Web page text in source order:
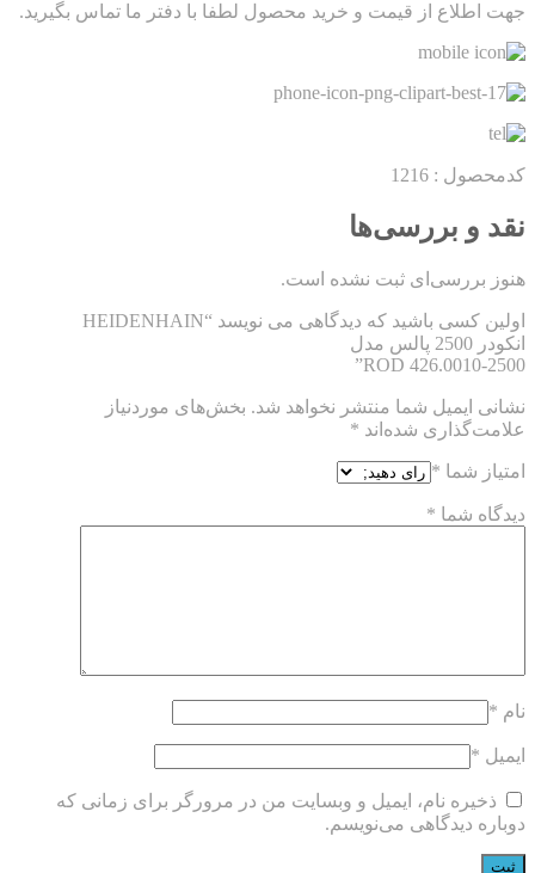
جهت اطلاع از قیمت و خرید محصول لطفا با دفتر ما تماس بگیرید.
کدمحصول : 1216
نقد و بررسی‌ها
هنوز بررسی‌ای ثبت نشده است.
اولین کسی باشید که دیدگاهی می نویسد “HEIDENHAIN
انکودر 2500 پالس مدل
ROD 426.0010-2500”
نشانی ایمیل شما منتشر نخواهد شد. بخش‌های موردنیاز
علامت‌گذاری شده‌اند *
امتیاز شما *
دیدگاه شما *
نام *
ایمیل *
ذخیره نام، ایمیل و وبسایت من در مرورگر برای زمانی که
دوباره دیدگاهی می‌نویسم.